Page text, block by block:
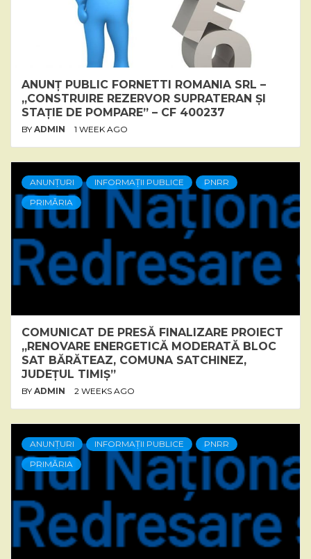
ANUNȚ PUBLIC FORNETTI ROMANIA SRL –
„CONSTRUIRE REZERVOR SUPRATERAN ȘI
STAȚIE DE POMPARE” – CF 400237
BY ADMIN 1 WEEK AGO
ANUNȚURI INFORMAȚII PUBLICE
PNRR
PRIMĂRIA
COMUNICAT DE PRESĂ FINALIZARE PROIECT
„RENOVARE ENERGETICĂ MODERATĂ BLOC
SAT BĂRĂTEAZ, COMUNA SATCHINEZ,
JUDEȚUL TIMIȘ”
BY ADMIN 2 WEEKS AGO
ANUNȚURI INFORMAȚII PUBLICE
PNRR
PRIMĂRIA